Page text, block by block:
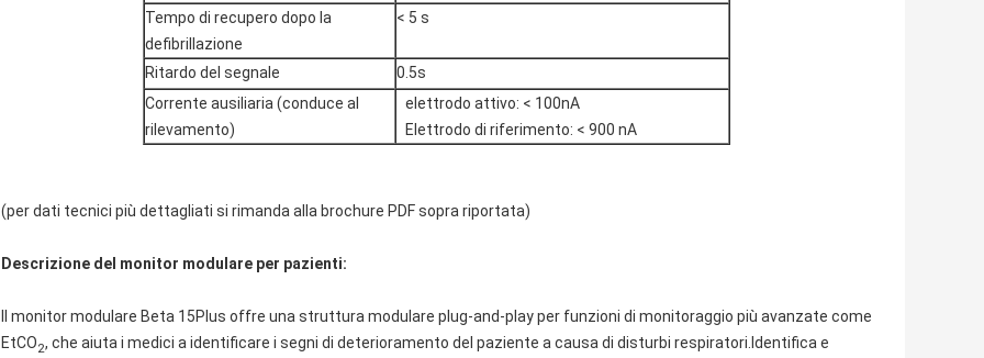
Tempo di recupero dopo la
defibrillazione
< 5 s
Ritardo del segnale
0.5s
Corrente ausiliaria (conduce al
rilevamento)
elettrodo attivo: < 100nA
Elettrodo di riferimento: < 900 nA
(per dati tecnici più dettagliati si rimanda alla brochure PDF sopra riportata)
Descrizione del monitor modulare per pazienti:
Il monitor modulare Beta 15Plus offre una struttura modulare plug-and-play per funzioni di monitoraggio più avanzate come
EtCO2, che aiuta i medici a identificare i segni di deterioramento del paziente a causa di disturbi respiratori.Identifica e